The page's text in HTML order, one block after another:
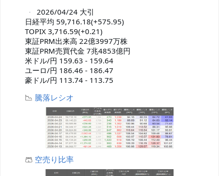
2026/04/24 大引
日経平均 59,716.18(+575.95)
TOPIX 3,716.59(+0.21)
東証PRM出来高 22億3997万株
東証PRM売買代金 7兆4853億円
米ドル/円 159.63 - 159.64
ユーロ/円 186.46 - 186.47
豪ドル/円 113.74 - 113.75
📉 騰落レシオ
🩳 空売り比率